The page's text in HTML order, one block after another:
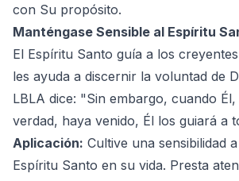
con Su propósito.
Manténgase Sensible al Espíritu
El Espíritu Santo guía a los
les ayuda a discernir la voluntad de
LBLA dice: "Sin embargo, cuando
verdad, haya venido, Él los guiará a
Aplicación: Cultive una sensibilidad
Espíritu Santo en su vida. Presta